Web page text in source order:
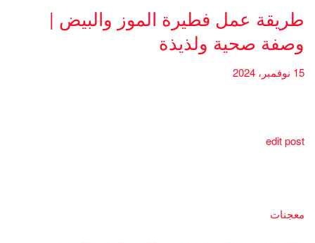
طريقة عمل فطيرة الموز والبيض |
وصفة صحية ولذيذة
15 نوفمبر، 2024
edit post
معجنات